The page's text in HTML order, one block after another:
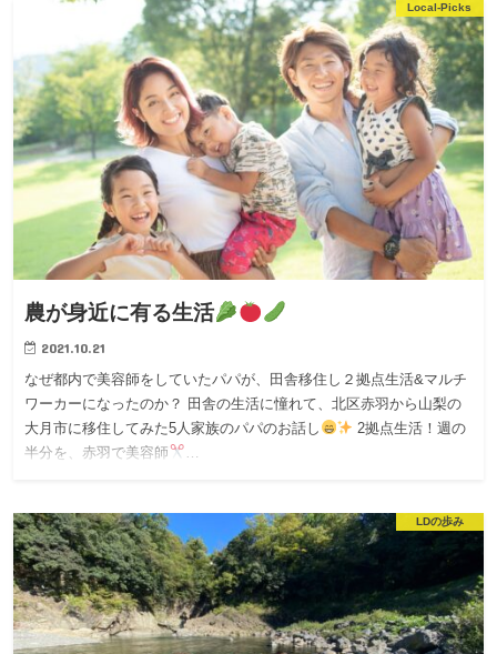
Local-Picks
農が身近に有る生活
2021.10.21
なぜ都内で美容師をしていたパパが、田舎移住し２拠点生活&マルチ
ワーカーになったのか？ 田舎の生活に憧れて、北区赤羽から山梨の
大月市に移住してみた5人家族のパパのお話し
2拠点生活！週の
半分を、赤羽で美容師
LDの歩み